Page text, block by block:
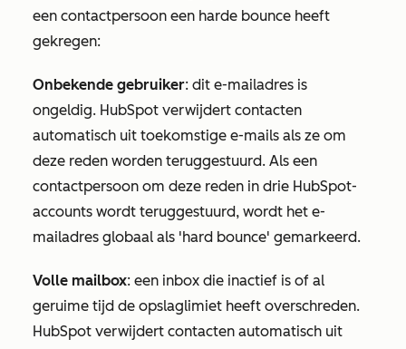
een contactpersoon een harde bounce heeft
gekregen:
Onbekende gebruiker: dit e-mailadres is
ongeldig. HubSpot verwijdert contacten
automatisch uit toekomstige e-mails als ze om
deze reden worden teruggestuurd. Als een
contactpersoon om deze reden in drie HubSpot-
accounts wordt teruggestuurd, wordt het e-
mailadres globaal als 'hard bounce' gemarkeerd.
Volle mailbox: een inbox die inactief is of al
geruime tijd de opslaglimiet heeft overschreden.
HubSpot verwijdert contacten automatisch uit